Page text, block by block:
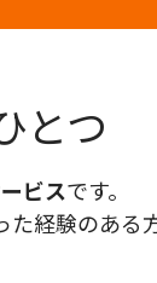
とつ
ビスです。
経験のある